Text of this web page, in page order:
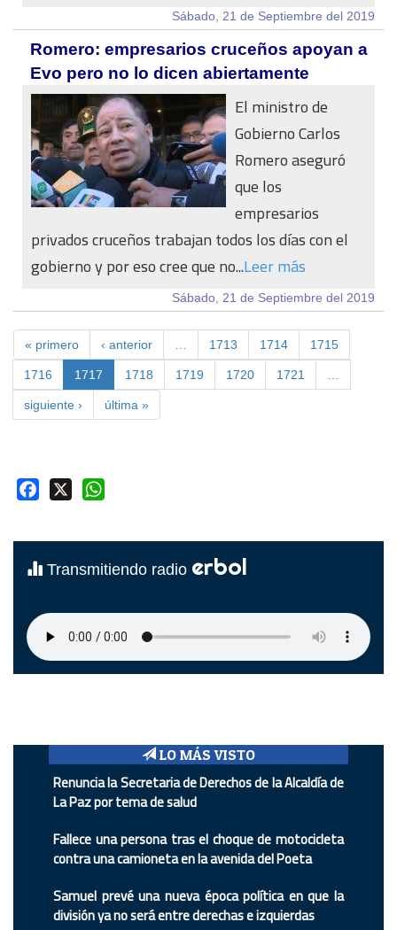
Sábado, 21 de Septiembre del 2019
Romero: empresarios cruceños apoyan a
Evo pero no lo dicen abiertamente
El ministro de
Gobierno Carlos
Romero aseguró
que los
empresarios
privados cruceños trabajan todos los días con el
gobierno y por eso cree que no...Leer más
Sábado, 21 de Septiembre del 2019
« primero ‹ anterior 1713 1714 1715
1716 1717 1718 1719 1720 1721
siguiente › última »
Facebook
Transmitiendo radio erbol
LO MÁS VISTO
Renuncia la Secretaria de Derechos de la Alcaldía de
La Paz por tema de salud
Fallece una persona tras el choque de motocicleta
contra una camioneta en la avenida del Poeta
Samuel prevé una nueva época política en que la
división ya no será entre derechas e izquierdas